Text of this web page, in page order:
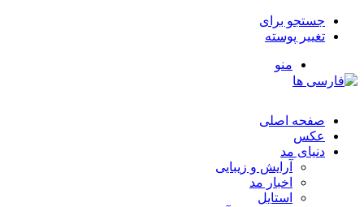
جستجو برای
تغییر پوسته
منو
صفحه اصلی
عکس
دنیای مد
آرایش و زیبایی
اخبار مد
استایل